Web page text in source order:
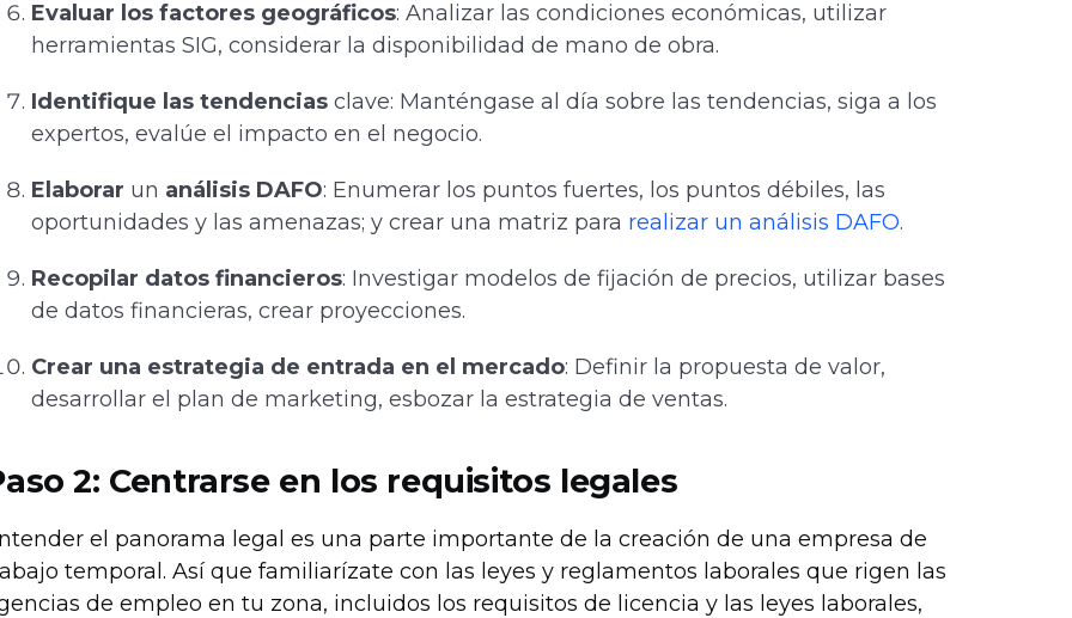
Evaluar los factores geográficos: Analizar las condiciones económicas, utilizar
herramientas SIG, considerar la disponibilidad de mano de obra.
Identifique las tendencias clave: Manténgase al día sobre las tendencias, siga a los
expertos, evalúe el impacto en el negocio.
Elaborar un análisis DAFO: Enumerar los puntos fuertes, los puntos débiles, las
oportunidades y las amenazas; y crear una matriz para realizar un análisis DAFO.
Recopilar datos financieros: Investigar modelos de fijación de precios, utilizar bases
de datos financieras, crear proyecciones.
Crear una estrategia de entrada en el mercado: Definir la propuesta de valor,
desarrollar el plan de marketing, esbozar la estrategia de ventas.
2: Centrarse en los requisitos legales
el panorama legal es una parte importante de la creación de una empresa de
temporal. Así que familiarízate con las leyes y reglamentos laborales que rigen las
de empleo en tu zona, incluidos los requisitos de licencia y las leyes laborales,